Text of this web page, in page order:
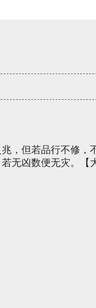
，但若品行不修，
无凶数便无灾。【